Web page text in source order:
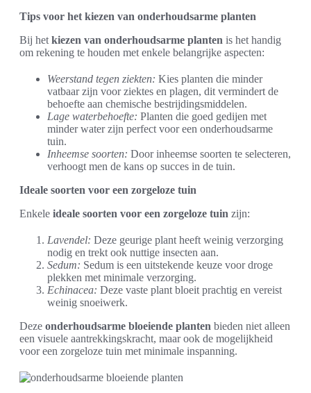
Tips voor het kiezen van onderhoudsarme planten
Bij het kiezen van onderhoudsarme planten is het handig
om rekening te houden met enkele belangrijke aspecten:
Weerstand tegen ziekten: Kies planten die minder
vatbaar zijn voor ziektes en plagen, dit vermindert de
behoefte aan chemische bestrijdingsmiddelen.
Lage waterbehoefte: Planten die goed gedijen met
minder water zijn perfect voor een onderhoudsarme
tuin.
Inheemse soorten: Door inheemse soorten te selecteren,
verhoogt men de kans op succes in de tuin.
Ideale soorten voor een zorgeloze tuin
Enkele ideale soorten voor een zorgeloze tuin zijn:
Lavendel: Deze geurige plant heeft weinig verzorging
nodig en trekt ook nuttige insecten aan.
Sedum: Sedum is een uitstekende keuze voor droge
plekken met minimale verzorging.
Echinacea: Deze vaste plant bloeit prachtig en vereist
weinig snoeiwerk.
Deze onderhoudsarme bloeiende planten bieden niet alleen
een visuele aantrekkingskracht, maar ook de mogelijkheid
voor een zorgeloze tuin met minimale inspanning.